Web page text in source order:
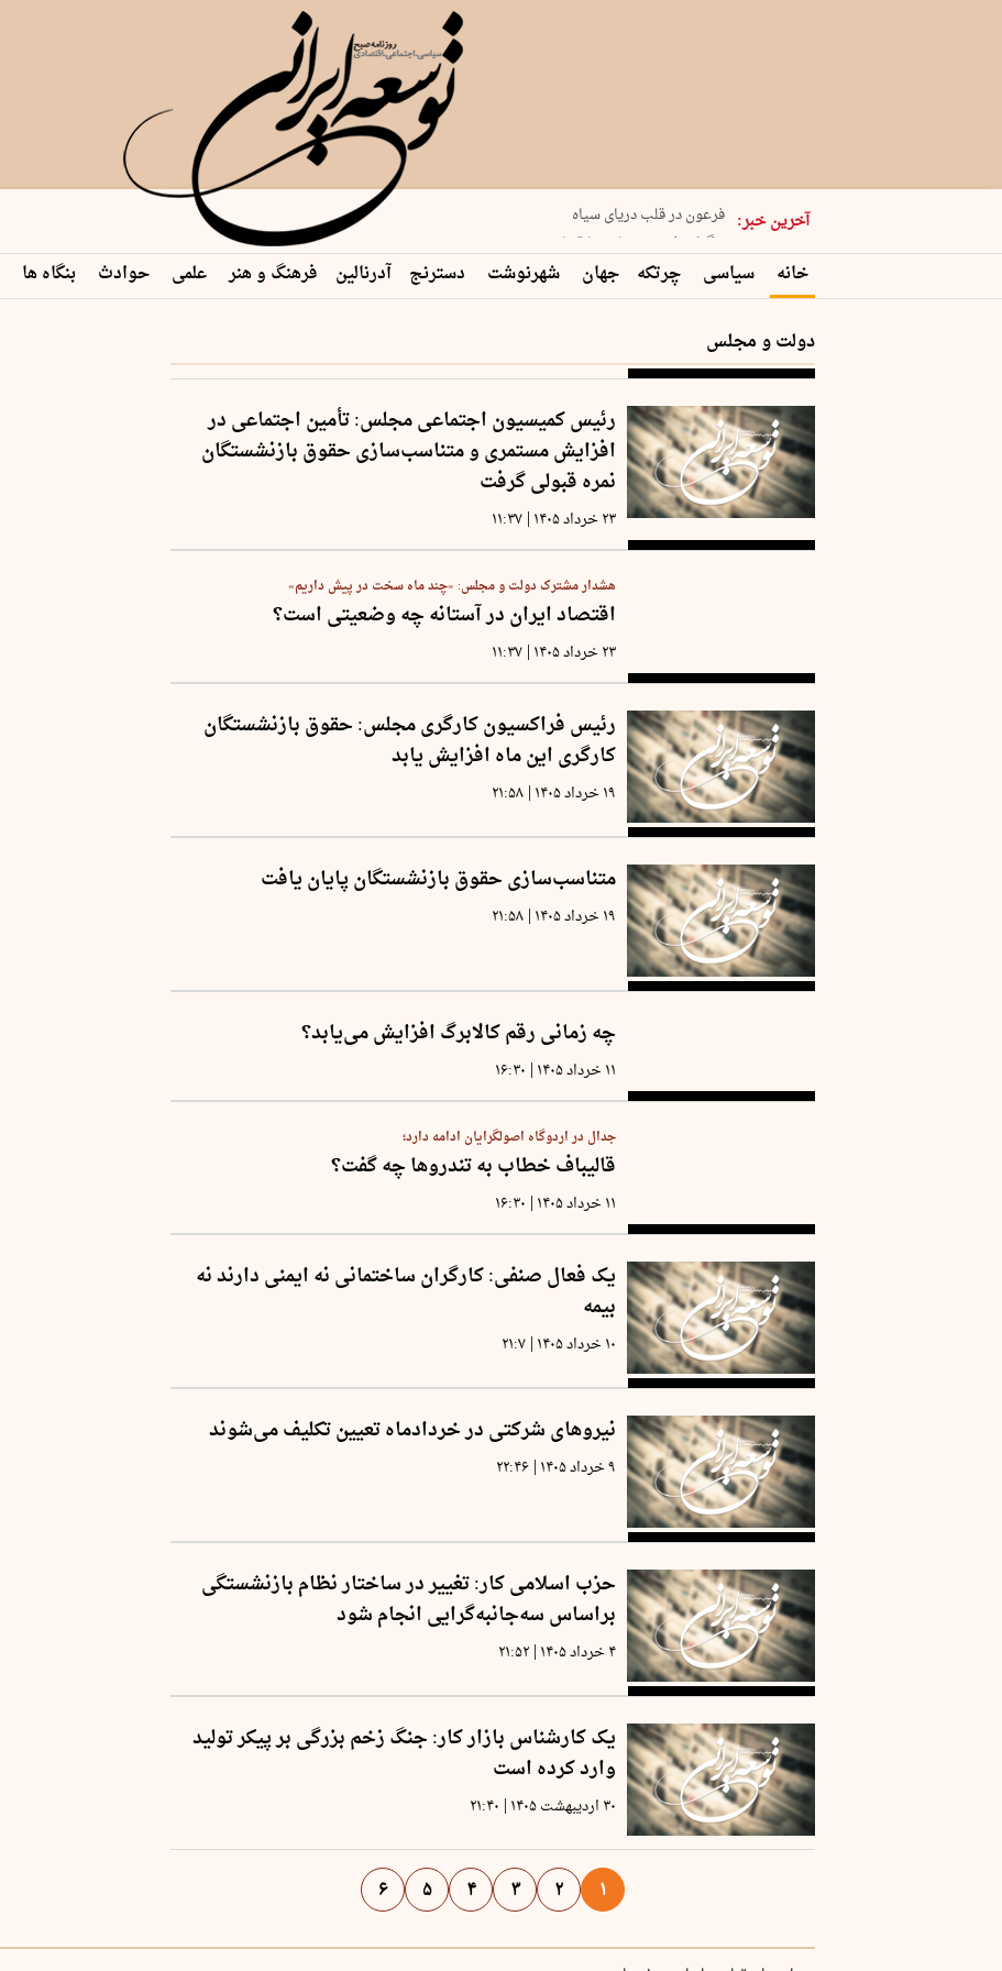
آخرین خبر: فرعون در قلب دریای سیاه
برگزاری کنسرت علیرضا قربانی در …
خانه سیاسی چرتکه جهان شهرنوشت دسترنج آدرنالین فرهنگ و هنر علمی حوادث بنگاه ها
دولت و مجلس
رئیس کمیسیون اجتماعی مجلس: تأمین اجتماعی در
افزایش مستمری و متناسب‌سازی حقوق بازنشستگان
نمره قبولی گرفت
۲۳ خرداد ۱۴۰۵ | ۱۱:۳۷
هشدار مشترک دولت و مجلس: «چند ماه سخت در پیش داریم»
اقتصاد ایران در آستانه چه وضعیتی است؟
۲۳ خرداد ۱۴۰۵ | ۱۱:۳۷
رئیس فراکسیون کارگری مجلس: حقوق بازنشستگان
کارگری این ماه افزایش یابد
۱۹ خرداد ۱۴۰۵ | ۲۱:۵۸
متناسب‌سازی حقوق بازنشستگان پایان یافت
۱۹ خرداد ۱۴۰۵ | ۲۱:۵۸
چه زمانی رقم کالابرگ افزایش می‌یابد؟
۱۱ خرداد ۱۴۰۵ | ۱۶:۳۰
جدال در اردوگاه اصولگرایان ادامه دارد؛
قالیباف خطاب به تندرو‌ها چه گفت؟
۱۱ خرداد ۱۴۰۵ | ۱۶:۳۰
یک فعال صنفی: کارگران ساختمانی نه ایمنی دارند نه
بیمه
۱۰ خرداد ۱۴۰۵ | ۲۱:۷
نیروهای شرکتی در خردادماه تعیین تکلیف می‌شوند
۹ خرداد ۱۴۰۵ | ۲۲:۴۶
حزب اسلامی کار: تغییر در ساختار نظام بازنشستگی
براساس سه‌جانبه‌گرایی انجام شود
۴ خرداد ۱۴۰۵ | ۲۱:۵۲
یک کارشناس بازار کار: جنگ زخم بزرگی بر پیکر تولید
وارد کرده است
۳۰ اردیبهشت ۱۴۰۵ | ۲۱:۴۰
۱ ۲ ۳ ۴ ۵ ۶